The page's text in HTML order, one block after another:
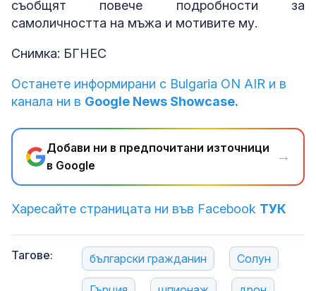
съобщят повече подробности за
самоличността на мъжа и мотивите му.
Снимка: БГНЕС
Останете информирани с Bulgaria ON AIR и в
канала ни в Google News Showcase.
Добави ни в предпочитани източници
в Google
→
Харесайте страницата ни във Facebook ТУК
Тагове: български гражданин Солун